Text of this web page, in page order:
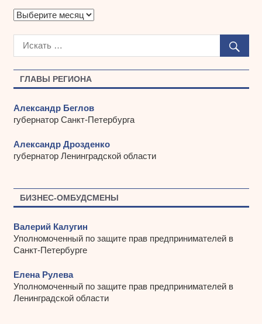
ГЛАВЫ РЕГИОНА
Александр Беглов
губернатор Санкт-Петербурга
Александр Дрозденко
губернатор Ленинградской области
БИЗНЕС-ОМБУДСМЕНЫ
Валерий Калугин
Уполномоченный по защите прав предпринимателей в
Санкт-Петербурге
Елена Рулева
Уполномоченный по защите прав предпринимателей в
Ленинградской области
А
х
ы